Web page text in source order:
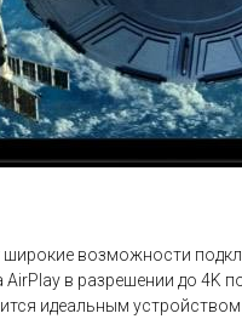
возможности
в разрешении до
идеальным